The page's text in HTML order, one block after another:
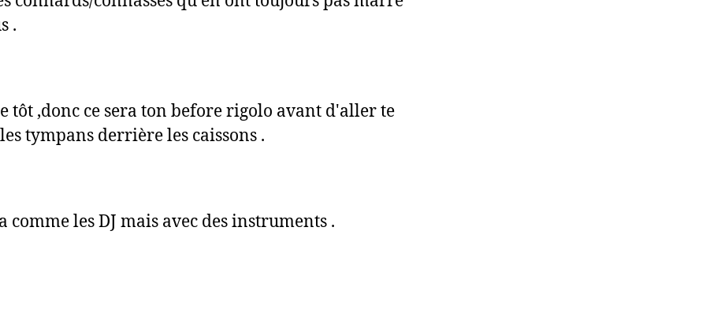
.
tôt ,donc ce sera ton before rigolo avant d'aller te
tympans derrière les caissons .
comme les DJ mais avec des instruments .